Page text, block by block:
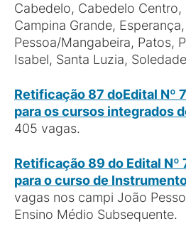
Cabedelo, Cabedelo Centro,
Campina Grande,
Pessoa/Mangabeira, Patos,
Isabel, Santa Luzia,
Retificação 87 doEdital Nº
para os cursos integrados
405 vagas.
Retificação 89 do Edital
para o curso de
vagas nos campi João
Ensino Médio Subsequente.